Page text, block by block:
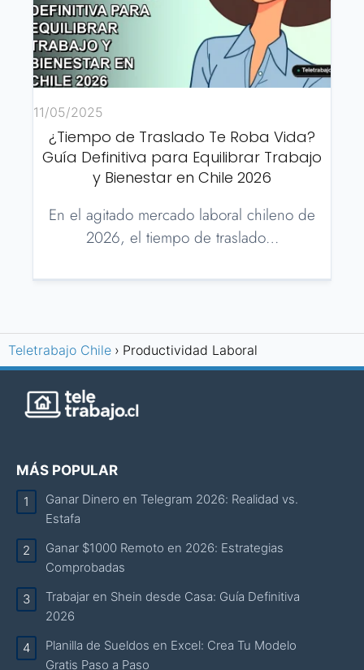
11/05/2025
¿Tiempo de Traslado Te Roba Vida?
Guía Definitiva para Equilibrar Trabajo
y Bienestar en Chile 2026
En el agitado mercado laboral chileno de
2026, el tiempo de traslado…
Teletrabajo Chile Productividad Laboral
MÁS POPULAR
Ganar Dinero en Telegram 2026: Realidad vs.
Estafa
Ganar $1000 Remoto en 2026: Estrategias
Comprobadas
Trabajar en Shein desde Casa: Guía Definitiva
2026
Planilla de Sueldos en Excel: Crea Tu Modelo
Gratis Paso a Paso